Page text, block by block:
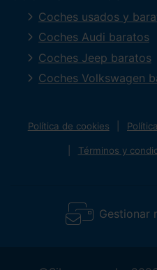
Coches usados y
Coches Audi baratos
Coches Jeep baratos
Coches Volkswagen
Política de cookies
Términos y
Gestionar